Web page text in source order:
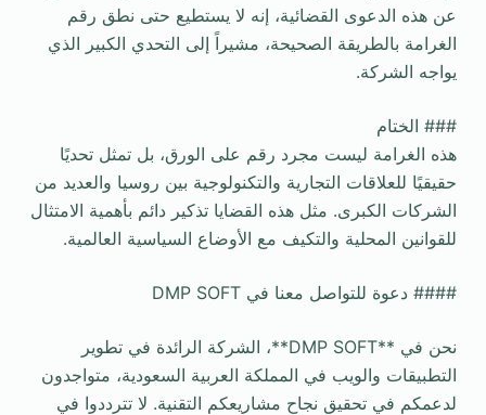
عن هذه الدعوى القضائية، إنه لا يستطيع حتى نطق رقم
الغرامة بالطريقة الصحيحة، مشيراً إلى التحدي الكبير الذي
يواجه الشركة.
### الختام
هذه الغرامة ليست مجرد رقم على الورق، بل تمثل تحديًا
حقيقيًا للعلاقات التجارية والتكنولوجية بين روسيا والعديد من
الشركات الكبرى. مثل هذه القضايا تذكير دائم بأهمية الامتثال
للقوانين المحلية والتكيف مع الأوضاع السياسية العالمية.
#### دعوة للتواصل معنا في DMP SOFT
نحن في **DMP SOFT**، الشركة الرائدة في تطوير
التطبيقات والويب في المملكة العربية السعودية، متواجدون
لدعمكم في تحقيق نجاح مشاريعكم التقنية. لا تترددوا في